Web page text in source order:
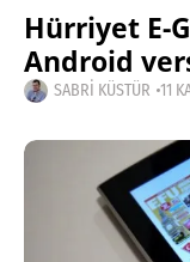
Hürriyet E-
Android
SABRI KÜSTÜR 11